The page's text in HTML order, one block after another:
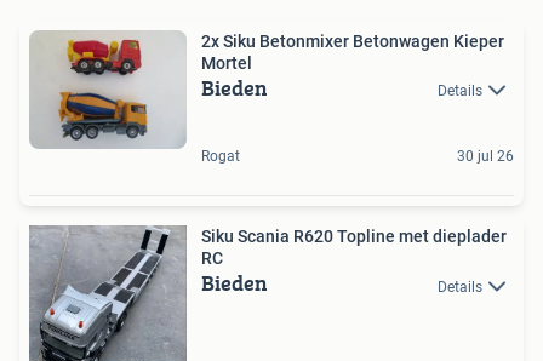
2x Siku Betonmixer Betonwagen Kieper
Mortel
Bieden Details
Rogat 30 jul 26
Siku Scania R620 Topline met dieplader
RC
Bieden Details